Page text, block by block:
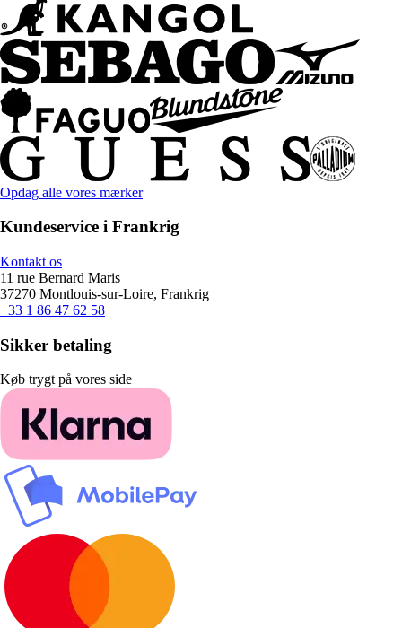
Opdag alle vores mærker
Kundeservice i Frankrig
Kontakt os
11 rue Bernard Maris
37270 Montlouis-sur-Loire, Frankrig
+33 1 86 47 62 58
Sikker betaling
Køb trygt på vores side